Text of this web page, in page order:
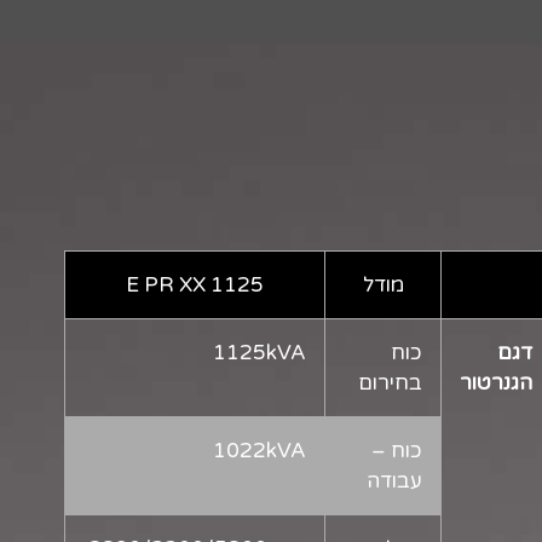
מודל E PR XX 1125
דגם
הגנרטור
כוח
בחירום
1125kVA
כוח –
עבודה
1022kVA